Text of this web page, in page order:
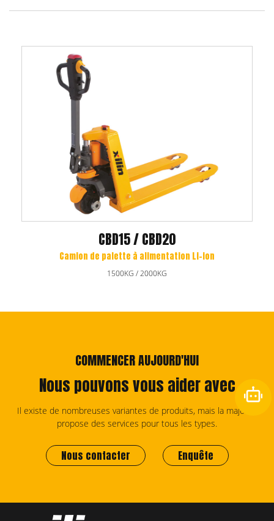
à alimentation Li-ion Camion de
COMMENCER AUJOURD'HUI
Nous pouvons vous aider avec
Il existe de nombreuses variantes de produits, mais la majorité
propose des services pour tous les types.
Nous contacter Enquête